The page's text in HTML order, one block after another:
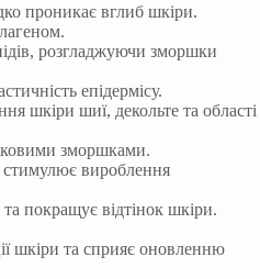
проникає вглиб шкіри.
розгладжуючи зморшки
епідермісу.
шкіри шиї, декольте та області
зморшками.
вироблення
покращує відтінок шкіри.
шкіри та сприяє оновленню